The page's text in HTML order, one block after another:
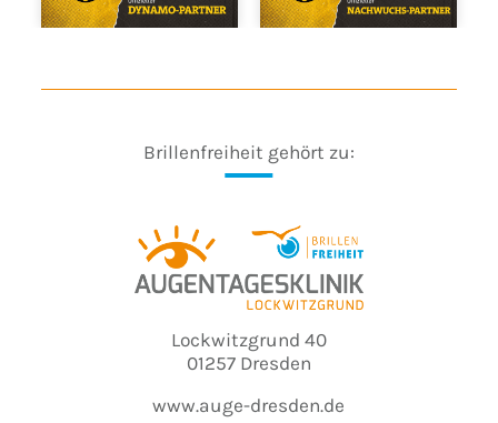
Brillenfreiheit gehört zu:
Lockwitzgrund 40
01257 Dresden
www.auge-dresden.de